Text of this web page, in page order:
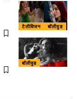
टेलीविजन बॉलीवुड
बॉलीवुड